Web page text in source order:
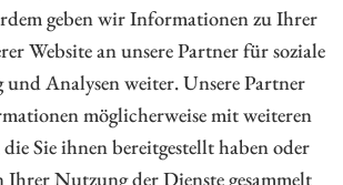
geben wir Informationen zu Ihrer
Website an unsere Partner für soziale
Analysen weiter. Unsere Partner
möglicherweise mit weiteren
Sie ihnen bereitgestellt haben oder
Ihrer Nutzung der Dienste gesammelt
- © 2026 - Die Informationsplattform für
rund um Kapitalerhöhung, Kapitalmarkt